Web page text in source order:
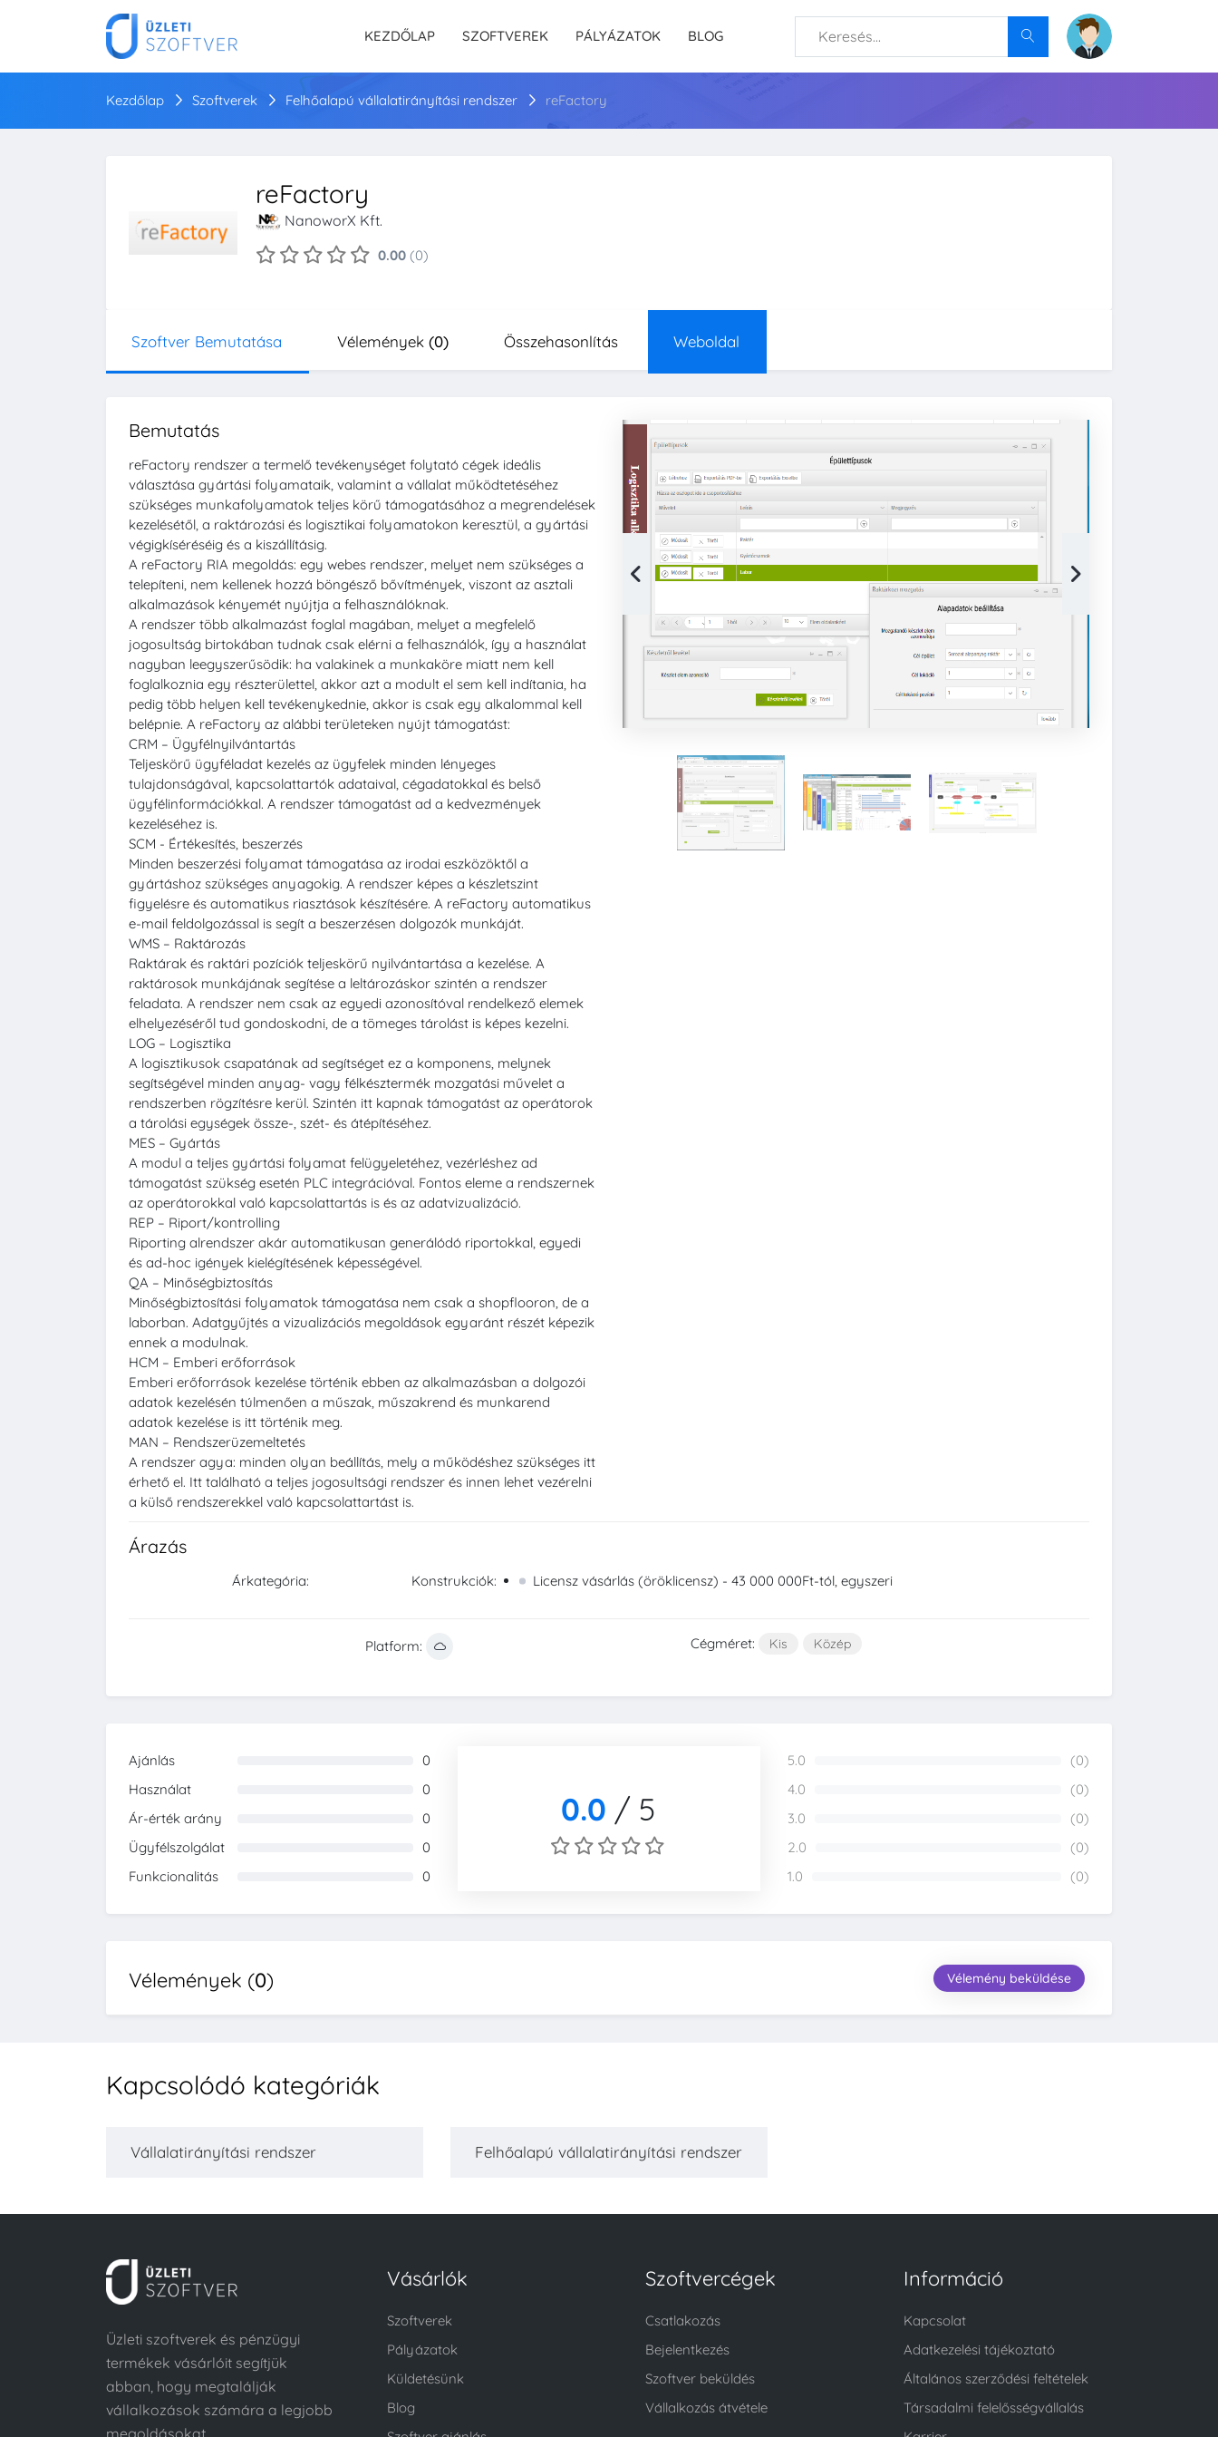
KEZDŐLAP SZOFTVEREK PÁLYÁZATOK BLOG
Kezdőlap Szoftverek Felhőalapú vállalatirányítási rendszer reFactory
reFactory
NanoworX Kft.
0.00 (0)
Szoftver Bemutatása Vélemények (0) Összehasonlítás Weboldal
Bemutatás
reFactory rendszer a termelő tevékenységet folytató cégek ideális
választása gyártási folyamataik, valamint a vállalat működtetéséhez
szükséges munkafolyamatok teljes körű támogatásához a megrendelések
kezelésétől, a raktározási és logisztikai folyamatokon keresztül, a gyártási
végigkíséréséig és a kiszállításig.
A reFactory RIA megoldás: egy webes rendszer, melyet nem szükséges a
telepíteni, nem kellenek hozzá böngésző bővítmények, viszont az asztali
alkalmazások kényemét nyújtja a felhasználóknak.
A rendszer több alkalmazást foglal magában, melyet a megfelelő
jogosultság birtokában tudnak csak elérni a felhasználók, így a használat
nagyban leegyszerűsödik: ha valakinek a munkaköre miatt nem kell
foglalkoznia egy részterülettel, akkor azt a modult el sem kell indítania, ha
pedig több helyen kell tevékenykednie, akkor is csak egy alkalommal kell
belépnie. A reFactory az alábbi területeken nyújt támogatást:
CRM – Ügyfélnyilvántartás
Teljeskörű ügyféladat kezelés az ügyfelek minden lényeges
tulajdonságával, kapcsolattartók adataival, cégadatokkal és belső
ügyfélinformációkkal. A rendszer támogatást ad a kedvezmények
kezeléséhez is.
SCM - Értékesítés, beszerzés
Minden beszerzési folyamat támogatása az irodai eszközöktől a
gyártáshoz szükséges anyagokig. A rendszer képes a készletszint
figyelésre és automatikus riasztások készítésére. A reFactory automatikus
e-mail feldolgozással is segít a beszerzésen dolgozók munkáját.
WMS – Raktározás
Raktárak és raktári pozíciók teljeskörű nyilvántartása a kezelése. A
raktárosok munkájának segítése a leltározáskor szintén a rendszer
feladata. A rendszer nem csak az egyedi azonosítóval rendelkező elemek
elhelyezéséről tud gondoskodni, de a tömeges tárolást is képes kezelni.
LOG – Logisztika
A logisztikusok csapatának ad segítséget ez a komponens, melynek
segítségével minden anyag- vagy félkésztermék mozgatási művelet a
rendszerben rögzítésre kerül. Szintén itt kapnak támogatást az operátorok
a tárolási egységek össze-, szét- és átépítéséhez.
MES – Gyártás
A modul a teljes gyártási folyamat felügyeletéhez, vezérléshez ad
támogatást szükség esetén PLC integrációval. Fontos eleme a rendszernek
az operátorokkal való kapcsolattartás is és az adatvizualizáció.
REP – Riport/kontrolling
Riporting alrendszer akár automatikusan generálódó riportokkal, egyedi
és ad-hoc igények kielégítésének képességével.
QA – Minőségbiztosítás
Minőségbiztosítási folyamatok támogatása nem csak a shopflooron, de a
laborban. Adatgyűjtés a vizualizációs megoldások egyaránt részét képezik
ennek a modulnak.
HCM – Emberi erőforrások
Emberi erőforrások kezelése történik ebben az alkalmazásban a dolgozói
adatok kezelésén túlmenően a műszak, műszakrend és munkarend
adatok kezelése is itt történik meg.
MAN – Rendszerüzemeltetés
A rendszer agya: minden olyan beállítás, mely a működéshez szükséges itt
érhető el. Itt található a teljes jogosultsági rendszer és innen lehet vezérelni
a külső rendszerekkel való kapcsolattartást is.
Árazás
Árkategória: Konstrukciók: Licensz vásárlás (öröklicensz) - 43 000 000Ft-tól, egyszeri
Platform: Cégméret: Kis Közép
Ajánlás
0
Használat
0
Ár-érték arány
0
Ügyfélszolgálat
0
Funkcionalitás
0
0.0 / 5
5.0
(0)
4.0
(0)
3.0
(0)
2.0
(0)
1.0
(0)
Vélemények (0) Vélemény beküldése
Kapcsolódó kategóriák
Vállalatirányítási rendszer Felhőalapú vállalatirányítási rendszer
Üzleti szoftverek és pénzügyi
termékek vásárlóit segítjük
abban, hogy megtalálják
vállalkozások számára a legjobb
megoldásokat.
Vásárlók
Szoftverek
Pályázatok
Küldetésünk
Blog
Szoftvercégek
Csatlakozás
Bejelentkezés
Szoftver beküldés
Vállalkozás átvétele
Információ
Kapcsolat
Adatkezelési tájékoztató
Általános szerződési feltételek
Társadalmi felelősségvállalás